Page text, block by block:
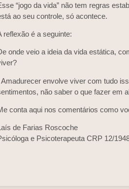
“jogo da vida” não tem regras
ao seu controle, só acontece.
reflexão é a seguinte:
onde veio a ideia da vida estática,
Amadurecer envolve viver com tudo
não saber o que fazer em
conta aqui nos comentários como
de Farias Roscoche
e Psicoterapeuta CRP 12/